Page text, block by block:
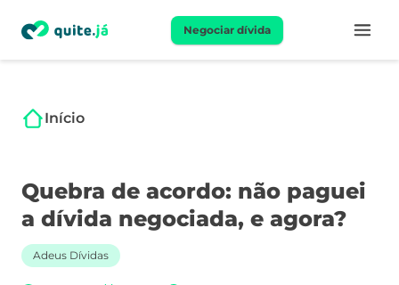
Negociar dívida
Início
Quebra de acordo: não paguei
a dívida negociada, e agora?
Adeus Dívidas